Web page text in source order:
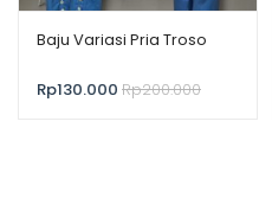
Baju Variasi Pria Troso
Rp130.000 Rp200.000